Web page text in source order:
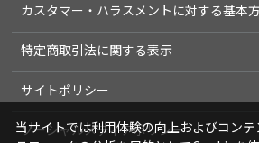
カスタマー・ハラスメントに対する基本
特定商取引法に関する表示
サイトポリシー
ソーシャルメディアポリシー
当サイトでは利用体験の向上およびコン